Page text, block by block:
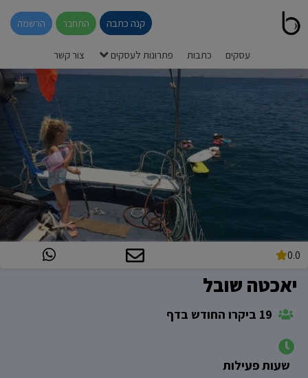
קנה כתבה התחבר הרשמה
עסקים כתבות פתרונות לעסקים צור קשר
0.0
יאכטה שובל
שעות פעילות